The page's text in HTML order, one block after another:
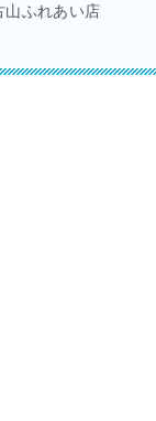
山ふれあい店